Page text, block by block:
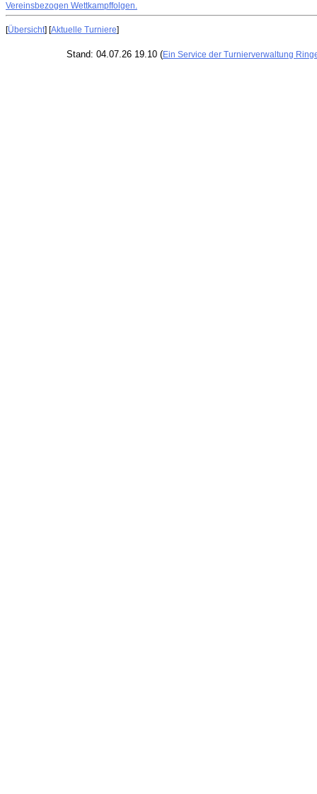
Vereinsbezogen Wettkampffolgen.
[Übersicht] [Aktuelle Turniere]
Stand: 04.07.26 19.10 (Ein Service der Turnierverwaltung